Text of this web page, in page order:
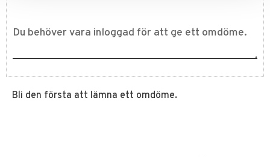
Bli den första att lämna ett omdöme.